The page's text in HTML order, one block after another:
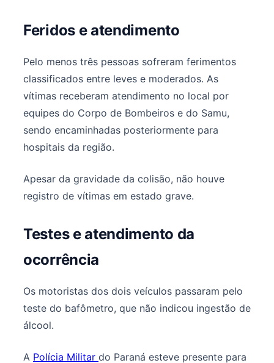
Feridos e atendimento
Pelo menos três pessoas sofreram ferimentos
classificados entre leves e moderados. As
vítimas receberam atendimento no local por
equipes do Corpo de Bombeiros e do Samu,
sendo encaminhadas posteriormente para
hospitais da região.
Apesar da gravidade da colisão, não houve
registro de vítimas em estado grave.
Testes e atendimento da
ocorrência
Os motoristas dos dois veículos passaram pelo
teste do bafômetro, que não indicou ingestão de
álcool.
A Polícia Militar do Paraná esteve presente para